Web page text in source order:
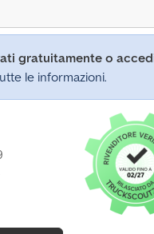
gratuitamente o
le informazioni.